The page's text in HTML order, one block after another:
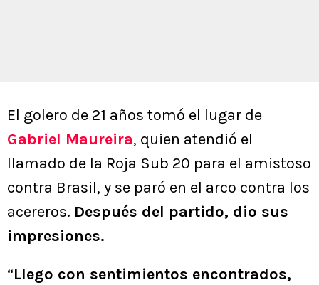
El golero de 21 años tomó el lugar de
Gabriel Maureira, quien atendió el
llamado de la Roja Sub 20 para el amistoso
contra Brasil, y se paró en el arco contra los
acereros. Después del partido, dio sus
impresiones.
“Llego con sentimientos encontrados,